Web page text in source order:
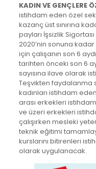
KADIN VE GENÇLERE
istihdam eden özel
kazanç üst sınırına
payları İşsizlik
2020’nin sonuna
için çalışanın son 6
tarihten önceki son 6
sayısına ilave olarak
Teşvikten faydalanma
kadınları istihdam
arası erkekleri
ve üzeri erkekleri
çalışırken mesleki
teknik eğitimi
kurslarını bitirenleri
olarak uygulanacak.